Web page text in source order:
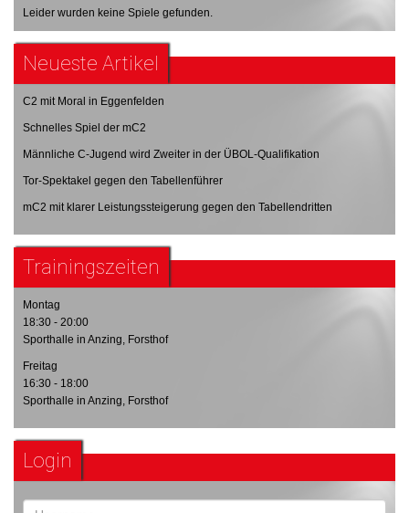
Leider wurden keine Spiele gefunden.
Neueste Artikel
C2 mit Moral in Eggenfelden
Schnelles Spiel der mC2
Männliche C-Jugend wird Zweiter in der ÜBOL-Qualifikation
Tor-Spektakel gegen den Tabellenführer
mC2 mit klarer Leistungssteigerung gegen den Tabellendritten
Trainingszeiten
Montag
18:30 - 20:00
Sporthalle in Anzing, Forsthof
Freitag
16:30 - 18:00
Sporthalle in Anzing, Forsthof
Login